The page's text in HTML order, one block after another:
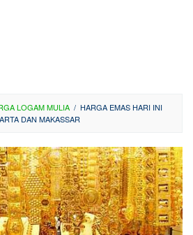
LOGAM MULIA / HARGA EMAS HARI INI
DAN MAKASSAR